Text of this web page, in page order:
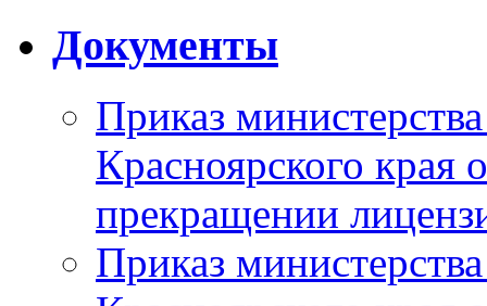
Документы
Приказ
Красноярского
прекращении
Приказ